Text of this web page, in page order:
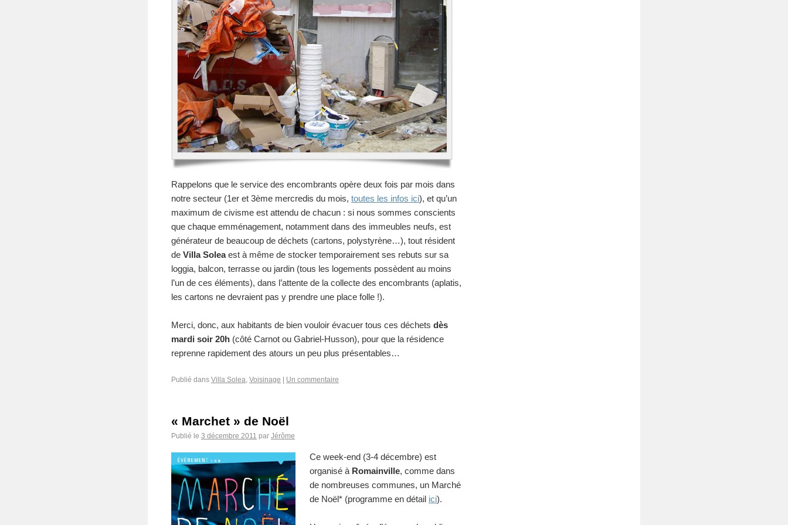
Rappelons que le service des encombrants opère deux fois par mois dans
notre secteur (1er et 3ème mercredis du mois, toutes les infos ici), et qu’un
maximum de civisme est attendu de chacun : si nous sommes conscients
que chaque emménagement, notamment dans des immeubles neufs, est
générateur de beaucoup de déchets (cartons, polystyrène…), tout résident
de Villa Soleaest à même de stocker temporairement ses rebuts sur sa
loggia, balcon, terrasse ou jardin (tous les logements possèdent au moins
l’un de ces éléments), dans l’attente de la collecte des encombrants (aplatis,
les cartons ne devraient pas y prendre une place folle !).
Merci, donc, aux habitants de bien vouloir évacuer tous ces déchets dès
mardi soir 20h (côté Carnot ou Gabriel-Husson), pour que la résidence
reprenne rapidement des atours un peu plus présentables…
Publié dans Villa Solea Voisinage | Un commentaire
« Marchet » de Noël
Publié le 3 décembre 2011 par Jérôme
Ce week-end (3-4 décembre) est
organisé à Romainville, comme dans
de nombreuses communes, un Marché
de Noël* (programme en détail ici).